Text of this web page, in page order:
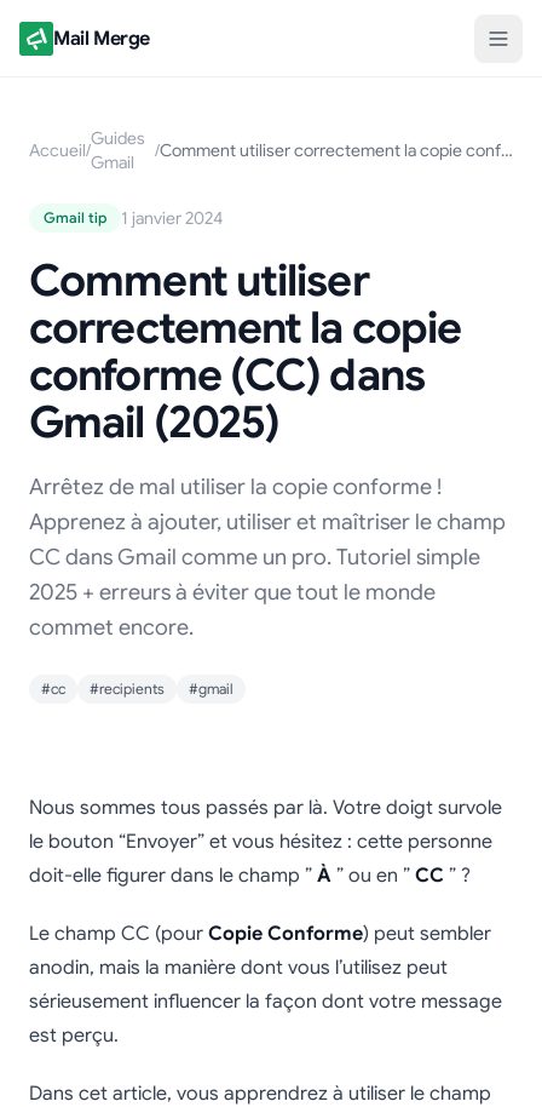
Mail Merge
Accueil/
Guides
Gmail
/ Comment utiliser correctement la copie conforme (CC) dans Gmail (2025)
Gmail tip 1 janvier 2024
Comment utiliser
correctement la copie
conforme (CC) dans
Gmail (2025)
Arrêtez de mal utiliser la copie conforme !
Apprenez à ajouter, utiliser et maîtriser le champ
CC dans Gmail comme un pro. Tutoriel simple
2025 + erreurs à éviter que tout le monde
commet encore.
#cc #recipients #gmail
Comment utiliser
correctement la copie
conforme (CC) dans
Gmail (2025)
Nous sommes tous passés par là. Votre doigt survole
le bouton “Envoyer” et vous hésitez : cette personne
doit-elle figurer dans le champ ” À ” ou en ” CC ” ?
Le champ CC (pour Copie Conforme) peut sembler
anodin, mais la manière dont vous l’utilisez peut
sérieusement influencer la façon dont votre message
est perçu.
Dans cet article, vous apprendrez à utiliser le champ